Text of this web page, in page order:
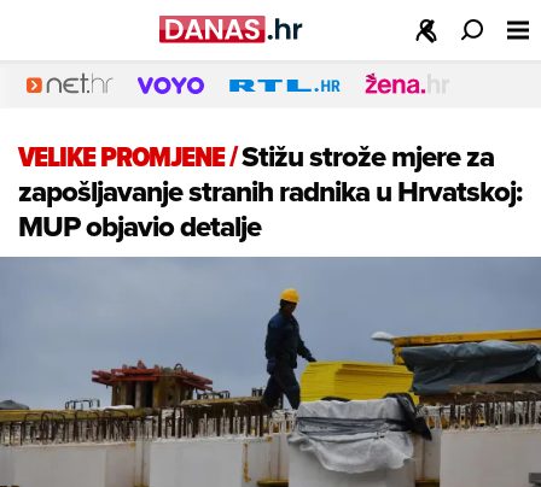
VELIKE PROMJENE/Stižu strože mjere za
zapošljavanje stranih radnika u Hrvatskoj:
MUP objavio detalje